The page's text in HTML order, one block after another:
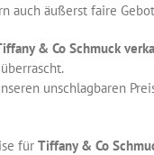
auch äußerst faire
& Co Schmuck
unschlagbaren
für Tiffany & Co